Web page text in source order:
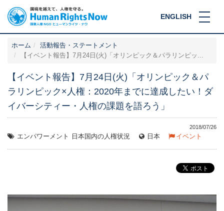
ENGLISH
ホーム
活動報告・ステートメント
【イベント報告】7月24日(火)「オリンピック＆パラリンピッ...
【イベント報告】7月24日(火)「オリンピック＆パ
ラリンピック×人権：2020年までに達成したい！ダ
イバーシティー・人権の課題を語ろう」
2018/07/26
エンパワーメント 日本国内の人権状況 日本 イベント